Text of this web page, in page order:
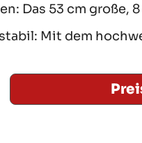
Das 53 cm große,
Mit dem